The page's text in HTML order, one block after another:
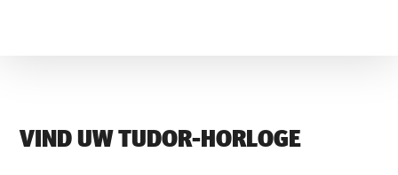
VIND UW TUDOR-HORLOGE